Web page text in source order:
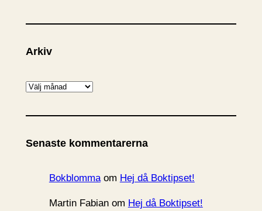
Arkiv
A
k
v
Senaste kommentarerna
Bokblommaom Hej då Boktipset!
Martin Fabianom Hej då Boktipset!